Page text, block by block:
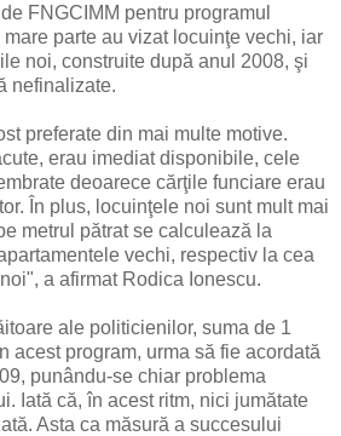
FNGCIMM pentru programul
parte au vizat locuinţe vechi, iar
noi, construite după anul 2008, şi
nefinalizate.
preferate din mai multe motive.
erau imediat disponibile, cele
deoarece cărţile funciare erau
În plus, locuinţele noi sunt mult mai
metrul pătrat se calculează la
vechi, respectiv la cea
a afirmat Rodica Ionescu.
ale politicienilor, suma de 1
acest program, urma să fie acordată
punându-se chiar problema
Iată că, în acest ritm, nici jumătate
Asta ca măsură a succesului